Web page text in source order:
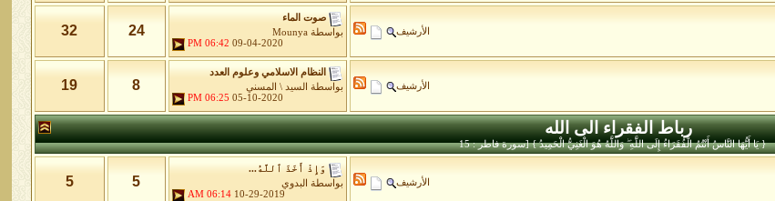
الأرشيف
صوت الماء
بواسطة Mounya
09-04-2020
06:42 PM
24
32
الأرشيف
النظام الاسلامي وعلوم العدد
بواسطة
السيد \ المسني
05-10-2020
06:25 PM
8
19
رباط الفقراء الى الله
{ يَا أَيُّهَا النَّاسُ أَنْتُمُ الْفُقَرَاءُ إِلَى اللَّهِ ۖ وَاللَّهُ هُوَ الْغَنِيُّ الْحَمِيدُ } [سورة فاطر : 15
الأرشيف
وَإِذْ أَخَذَ ٱللَّهُ...
بواسطة
البدوي
10-29-2019
06:14 AM
5
5